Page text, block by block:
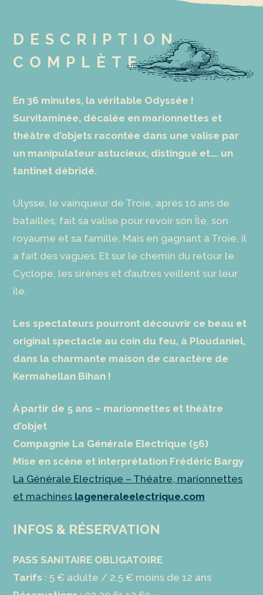
DESCRIPTION
COMPLÈTE
En 36 minutes, la véritable Odyssée !
Survitaminée, décalée en marionnettes et
théâtre d’objets racontée dans une valise par
un manipulateur astucieux, distingué et…. un
tantinet débridé.
Ulysse, le vainqueur de Troie, après 10 ans de
batailles, fait sa valise pour revoir son Île, son
royaume et sa famille. Mais en gagnant à Troie, il
a fait des vagues. Et sur le chemin du retour le
Cyclope, les sirènes et d’autres veillent sur leur
île.
Les spectateurs pourront découvrir ce beau et
original spectacle au coin du feu, à Ploudaniel,
dans la charmante maison de caractère de
Kermahellan Bihan !
À partir de 5 ans – marionnettes et théâtre
d’objet
Compagnie La Générale Electrique (56)
Mise en scène et interprétation Frédéric Bargy
La Générale Electrique – Théatre, marionnettes
et machines lageneraleelectrique.com
INFOS & RÉSERVATION
PASS SANITAIRE OBLIGATOIRE
Tarifs : 5 € adulte / 2,5 € moins de 12 ans